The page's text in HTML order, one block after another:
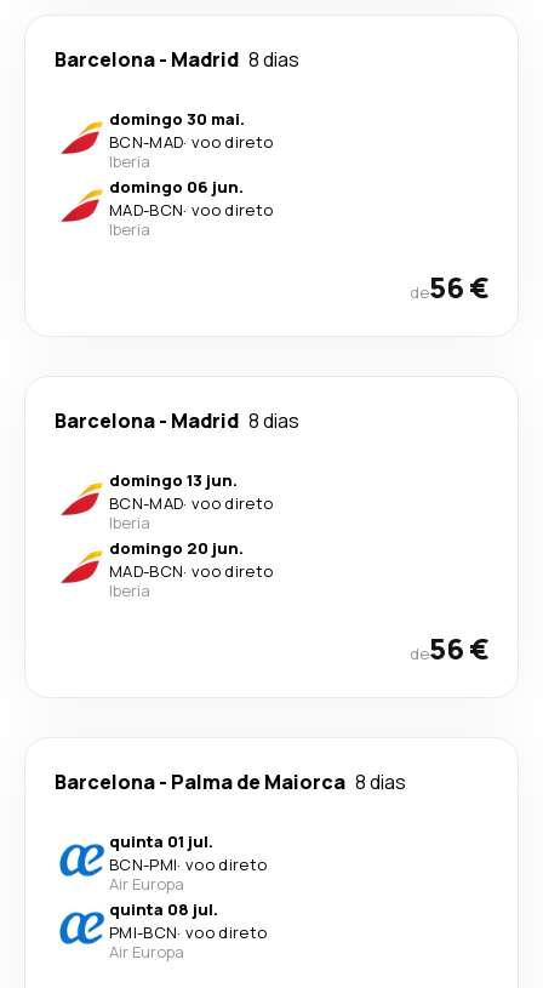
Barcelona- Madrid 8 dias
domingo 30 mai.
BCN-MAD· voo direto
Iberia
domingo 06 jun.
MAD-BCN· voo direto
Iberia
de56 €
Barcelona- Madrid 8 dias
domingo 13 jun.
BCN-MAD· voo direto
Iberia
domingo 20 jun.
MAD-BCN· voo direto
Iberia
de56 €
Barcelona- Palma de Maiorca 8 dias
quinta 01 jul.
BCN-PMI· voo direto
Air Europa
quinta 08 jul.
PMI-BCN· voo direto
Air Europa